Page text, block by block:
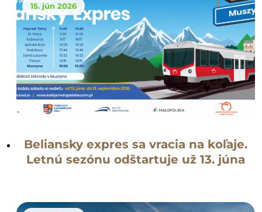
15. jún 2026
Beliansky expres sa vracia na koľaje.
Letnú sezónu odštartuje už 13. júna